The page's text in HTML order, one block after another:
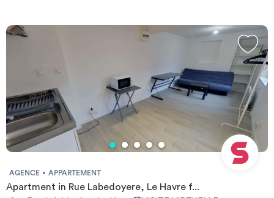
AGENCE APPARTEMENT
Apartment in Rue Labedoyere, Le Havre f...